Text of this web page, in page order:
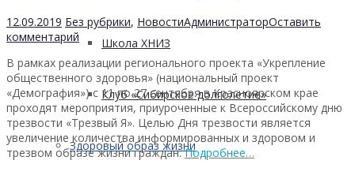
Школа ХНИЗ
Клуб «Сибирское долголетие»
Здоровый образ жизни
12.09.2019 Без рубрики, НовостиАдминистраторОставить
комментарий
В рамках реализации регионального проекта «Укрепление
общественного здоровья» (национальный проект
«Демография») с 11 по 27 сентября в Красноярском крае
проходят мероприятия, приуроченные к Всероссийскому дню
трезвости «Трезвый Я». Целью Дня трезвости является
увеличение количества информированных и здоровом и
трезвом образе жизни граждан.Подробнее…